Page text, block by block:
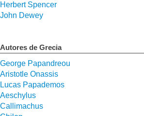
Herbert Spencer
John Dewey
Autores de Grecia
George Papandreou
Aristotle Onassis
Lucas Papademos
Aeschylus
Callimachus